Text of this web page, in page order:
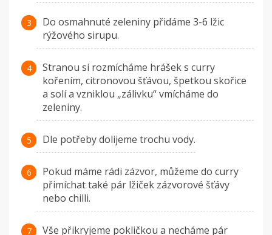
Do osmahnuté zeleniny přidáme 3-6 lžic
rýžového sirupu.
Stranou si rozmícháme hrášek s curry
kořením, citronovou šťávou, špetkou skořice
a solí a vzniklou „zálivku“ vmícháme do
zeleniny.
Dle potřeby dolijeme trochu vody.
Pokud máme rádi zázvor, můžeme do curry
přimíchat také pár lžiček zázvorové šťávy
nebo chilli.
Vše přikryjeme pokličkou a necháme pár